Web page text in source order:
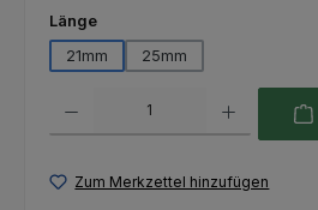
Längeauswählen
21mm
25mm
Zum Merkzettel hinzufügen